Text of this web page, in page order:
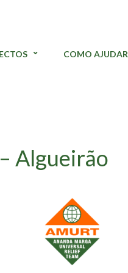
COMO AJUDAR
Algueirão